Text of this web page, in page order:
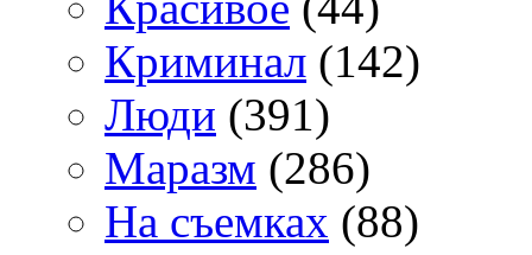
Криминал (142)
Люди (391)
Маразм (286)
На съемках (88)